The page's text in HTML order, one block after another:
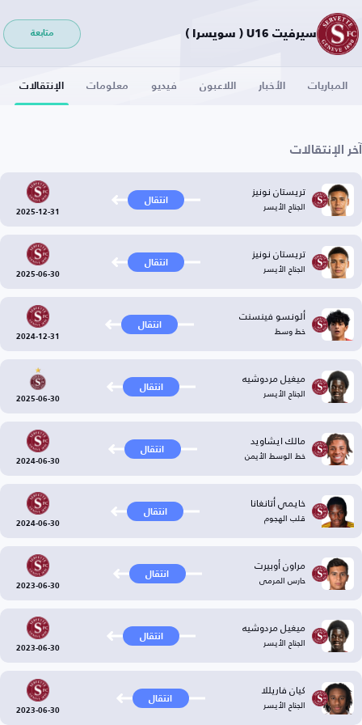
سيرفيت U16 ( سويسرا ) متابعة
المباريات الأخبار اللاعبون فيديو معلومات الإنتقالات
آخر الإنتقالات
تريستان نونيز
الجناح الأيسر انتقال
2025-12-31
تريستان نونيز
الجناح الأيسر انتقال
2025-06-30
ألونسو فينسنت
خط وسط انتقال
2024-12-31
ميغيل مردوشيه
الجناح الأيسر انتقال
2025-06-30
مالك ايشاويد
خط الوسط الأيمن انتقال
2024-06-30
خايمي أتانغانا
قلب الهجوم انتقال
2024-06-30
مراون أوبيرت
حارس المرمى انتقال
2023-06-30
ميغيل مردوشيه
الجناح الأيسر انتقال
2023-06-30
كيان فاريللا
الجناح الأيسر انتقال
2023-06-30